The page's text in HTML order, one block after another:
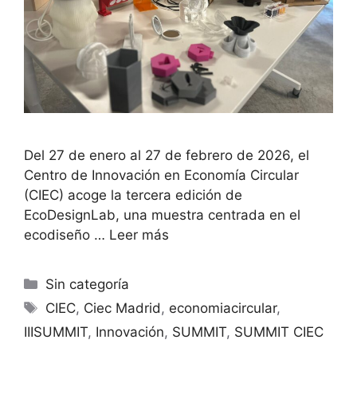
Del 27 de enero al 27 de febrero de 2026, el
Centro de Innovación en Economía Circular
(CIEC) acoge la tercera edición de
EcoDesignLab, una muestra centrada en el
ecodiseño … Leer más
Sin categoría
CIEC, Ciec Madrid , economiacircular,
IIISUMMIT, Innovación, SUMMIT, SUMMIT CIEC